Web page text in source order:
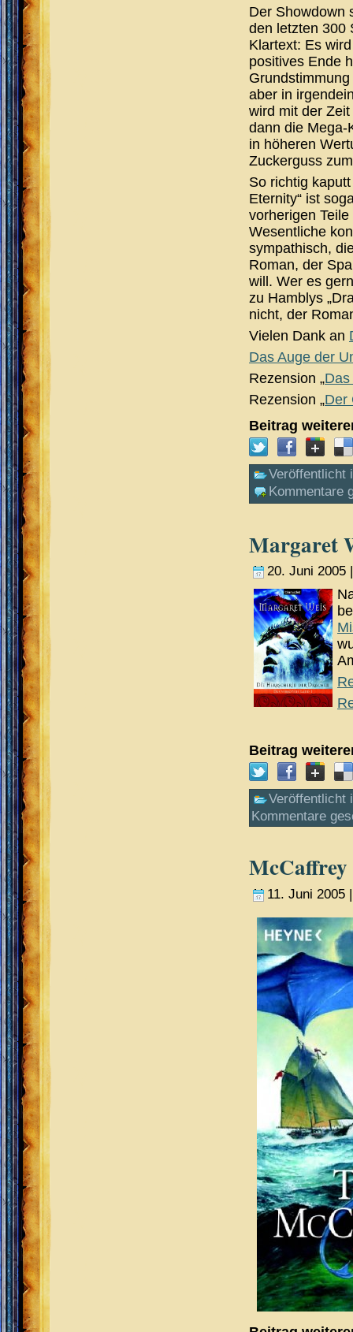
Der Showdown
den letzten 300
Klartext: Es
positives Ende
aber in
wird mit der
dann die Mega-
in höheren
Zuckerguss
So richtig
Eternity“ ist
vorherigen
Wesentliche
sympathisch,
Roman, der
will. Wer es
zu Hamblys
nicht, der
Vielen Dank an
Das Auge der
Rezension „
Rezension „Der
Beitrag
Veröffentlicht
Kommentare
Margaret
20. Juni 2005
Beitrag
Veröffentlicht
Kommentare
11. Juni 2005